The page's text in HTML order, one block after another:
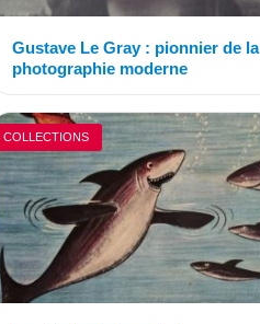
Gustave Le Gray : pionnier de la
photographie moderne
COLLECTIONS